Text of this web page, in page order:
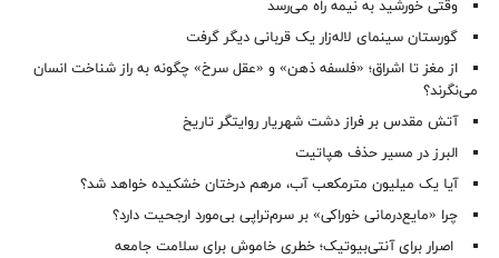
وقتی خورشید به نیمه راه می‌رسد
گورستان سینمای لاله‌زار یک قربانی دیگر گرفت
از مغز تا اشراق؛ «فلسفه ذهن» و «عقل سرخ» چگونه به راز شناخت انسان
می‌نگرند؟
آتش مقدس بر فراز دشت شهریار روایتگر تاریخ
البرز در مسیر حذف هپاتیت
آیا یک میلیون مترمکعب آب، مرهم درختان خشکیده خواهد شد؟
چرا «مایع‌درمانی خوراکی» بر سرم‌تراپی بی‌مورد ارجحیت دارد؟
اصرار برای آنتی‌بیوتیک؛ خطری خاموش برای سلامت جامعه